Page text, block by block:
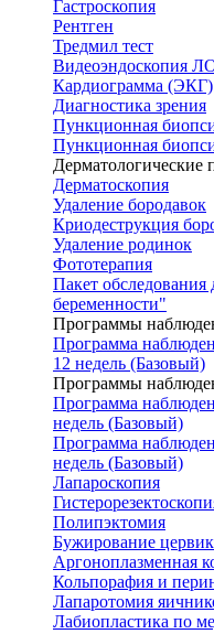
Гастроскопия
Рентген
Тредмил тест
Видеоэндоскопия
Кардиограмма (ЭКГ)
Диагностика зрения
Пункционная
Пункционная
Дерматологические
Дерматоскопия
Удаление бородавок
Криодеструкция
Удаление родинок
Фототерапия
Пакет
беременности"
Программы
Программа
12 недель (Базовый)
Программы
Программа
недель (Базовый)
Программа
недель (Базовый)
Лапароскопия
Полипэктомия
Бужирование
Аргоноплазменная
Кольпорафия и
Лапаротомия
Лабиопластика по